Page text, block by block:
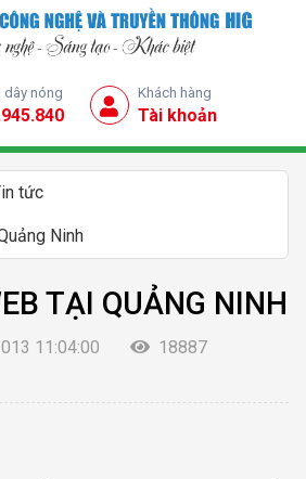
nóng Khách hàng
Tài khoản
tức
Ninh
TẠI QUẢNG NINH
11:04:00
18887